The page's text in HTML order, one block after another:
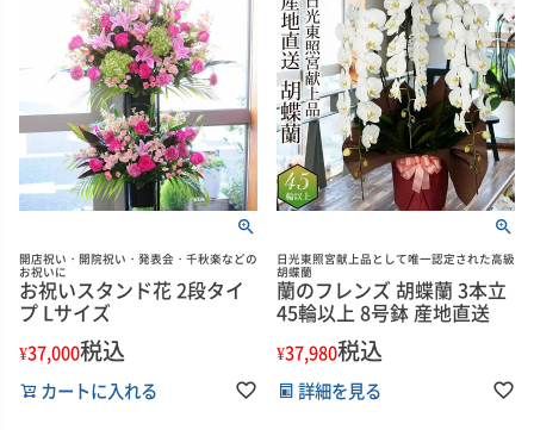
開店祝い・開院祝い・発表会・千秋楽などの
お祝いに
お祝いスタンド花 2段タイ
プ Lサイズ
¥37,000税込
カートに入れる
日光東照宮献上品として唯一認定された高級
胡蝶蘭
蘭のフレンズ 胡蝶蘭 3本立
45輪以上 8号鉢 産地直送
¥37,980税込
詳細を見る